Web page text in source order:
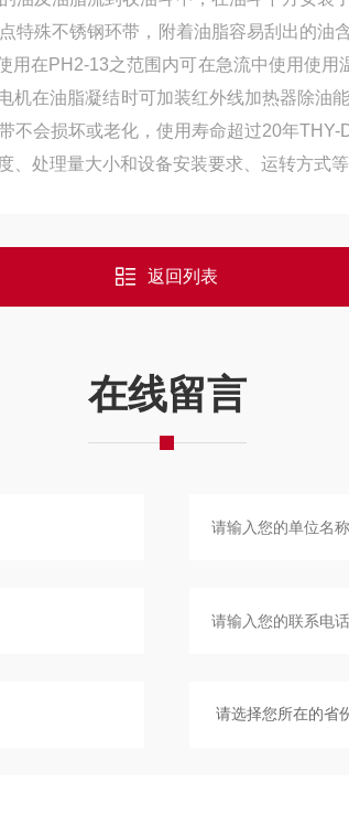
特殊不锈钢环带，附着油脂容易刮出的油
用在PH2-13之范围内可在急流中使用使
机在油脂凝结时可加装红外线加热器除油
不会损坏或老化，使用寿命超过20年
处理量大小和设备安装要求、运转方式
返回列表
在线留言